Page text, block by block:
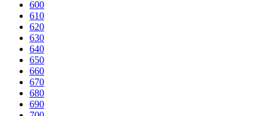
600
610
620
630
640
650
660
670
680
690